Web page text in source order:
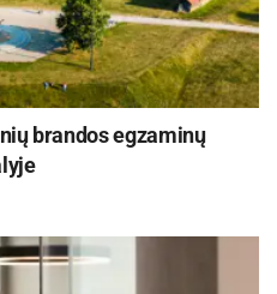
brandos egzaminų